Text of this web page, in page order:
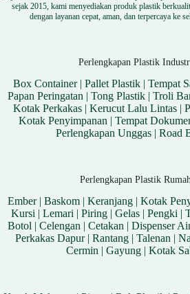
sejak 2015, kami menyediakan produk plastik
dengan layanan cepat, aman, dan terpercaya ke
Perlengkapan Plastik
Box Container| Pallet Plastik| Tempat
Papan Peringatan |Tong Plastik |Troli
Kotak Perkakas| Kerucut Lalu Lintas|
Kotak Penyimpanan | Tempat
Perlengkapan Unggas |Road
Perlengkapan Plastik Rumah
Ember|Baskom |Keranjang |Kotak
Kursi |Lemari |Piring |Gelas |Pengki |
Botol |Celengan |Cetakan |Dispenser
Perkakas Dapur| Rantang| Talenan |
Cermin | Gayung| Kotak